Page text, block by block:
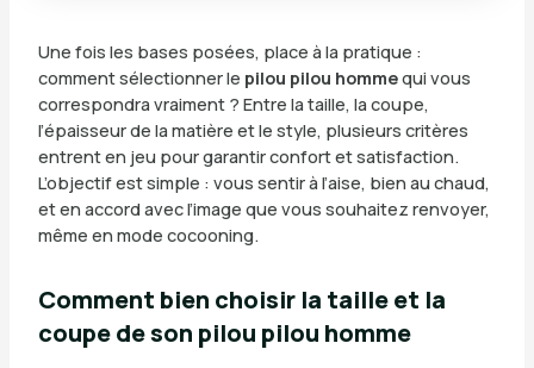
Une fois les bases posées, place à la pratique :
comment sélectionner le pilou pilou hommequi vous
correspondra vraiment ? Entre la taille, la coupe,
l’épaisseur de la matière et le style, plusieurs critères
entrent en jeu pour garantir confort et satisfaction.
L’objectif est simple : vous sentir à l’aise, bien au chaud,
et en accord avec l’image que vous souhaitez renvoyer,
même en mode cocooning.
Comment bien choisir la taille et la
coupe de son pilou pilou homme